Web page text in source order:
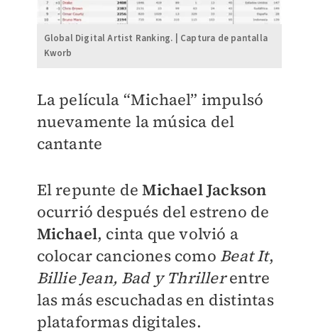
Global Digital Artist Ranking. | Captura de pantalla
Kworb
La película “Michael” impulsó
nuevamente la música del
cantante
El repunte deMichael Jackson
ocurrió después del estreno de
Michael, cinta que volvió a
colocar canciones como Beat It,
Billie Jean, Bad y Thrillerentre
las más escuchadas en distintas
plataformas digitales.